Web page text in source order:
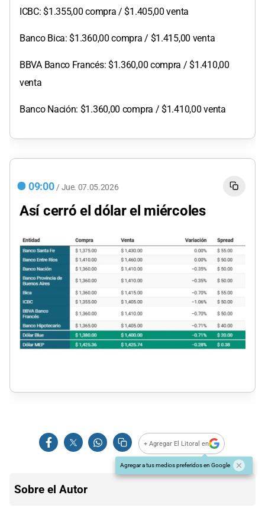
ICBC: $1.355,00 compra / $1.405,00 venta
Banco Bica: $1.360,00 compra / $1.415,00 venta
BBVA Banco Francés: $1.360,00 compra / $1.410,00
venta
Banco Nación: $1.360,00 compra / $1.410,00 venta
09:00 / Jue. 07.05.2026
Así cerró el dólar el miércoles
+ Agregar El Litoral en
Agregar a tus medios preferidos en Google
Sobre el Autor